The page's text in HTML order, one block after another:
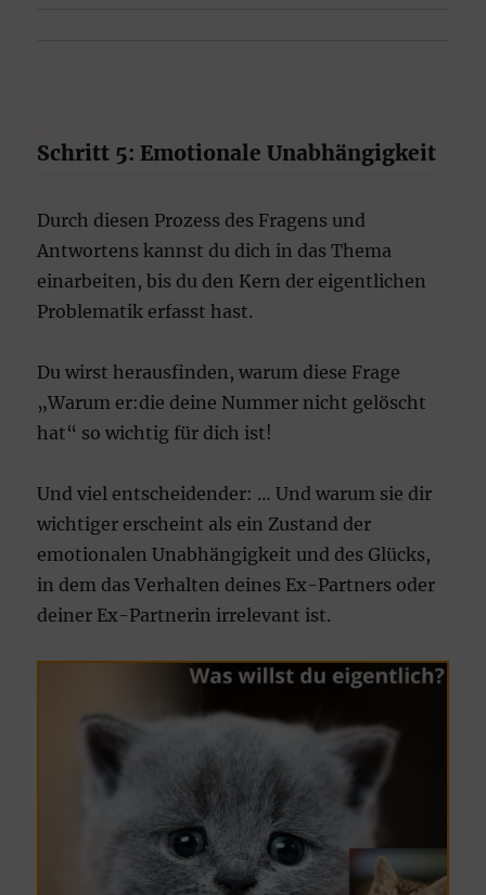
Schritt 5: Emotionale Unabhängigkeit
Durch diesen Prozess des Fragens und
Antwortens kannst du dich in das Thema
einarbeiten, bis du den Kern der eigentlichen
Problematik erfasst hast.
Du wirst herausfinden, warum diese Frage
„Warum er:die deine Nummer nicht gelöscht
hat“ so wichtig für dich ist!
Und viel entscheidender: … Und warum sie dir
wichtiger erscheint als ein Zustand der
emotionalen Unabhängigkeit und des Glücks,
in dem das Verhalten deines Ex-Partners oder
deiner Ex-Partnerin irrelevant ist.